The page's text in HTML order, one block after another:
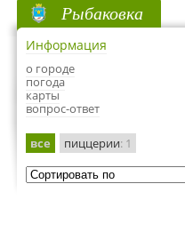
Рыбаковка
Информация
о городе
погода
карты
вопрос-ответ
все пиццерии: 1